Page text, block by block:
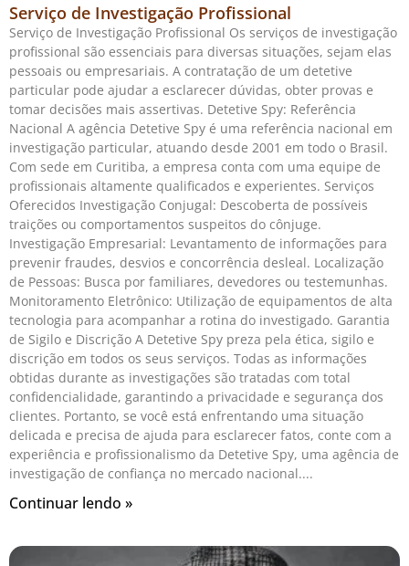
Serviço de Investigação Profissional
Serviço de Investigação Profissional Os serviços de investigação
profissional são essenciais para diversas situações, sejam elas
pessoais ou empresariais. A contratação de um detetive
particular pode ajudar a esclarecer dúvidas, obter provas e
tomar decisões mais assertivas. Detetive Spy: Referência
Nacional A agência Detetive Spy é uma referência nacional em
investigação particular, atuando desde 2001 em todo o Brasil.
Com sede em Curitiba, a empresa conta com uma equipe de
profissionais altamente qualificados e experientes. Serviços
Oferecidos Investigação Conjugal: Descoberta de possíveis
traições ou comportamentos suspeitos do cônjuge.
Investigação Empresarial: Levantamento de informações para
prevenir fraudes, desvios e concorrência desleal. Localização
de Pessoas: Busca por familiares, devedores ou testemunhas.
Monitoramento Eletrônico: Utilização de equipamentos de alta
tecnologia para acompanhar a rotina do investigado. Garantia
de Sigilo e Discrição A Detetive Spy preza pela ética, sigilo e
discrição em todos os seus serviços. Todas as informações
obtidas durante as investigações são tratadas com total
confidencialidade, garantindo a privacidade e segurança dos
clientes. Portanto, se você está enfrentando uma situação
delicada e precisa de ajuda para esclarecer fatos, conte com a
experiência e profissionalismo da Detetive Spy, uma agência de
investigação de confiança no mercado nacional.
Continuar lendo »